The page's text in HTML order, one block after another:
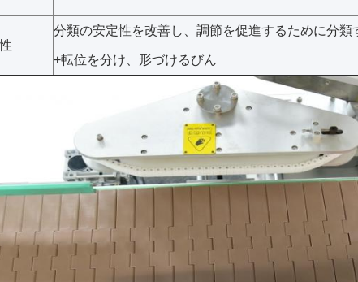
分類の安定性を改善し、調節を促進するために分類
+転位を分け、形づけるびん